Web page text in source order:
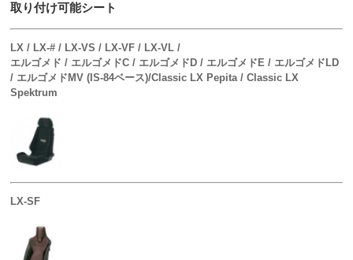
取り付け可能シート
LX / LX-# / LX-VS / LX-VF / LX-VL /
エルゴメド / エルゴメドC / エルゴメドD / エルゴメドE / エルゴメドLD
/ エルゴメドMV (IS-84ベース)/Classic LX Pepita / Classic LX
Spektrum
LX-SF